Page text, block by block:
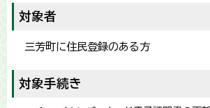
対象者
三芳町に住民登録のある方
対象手続き